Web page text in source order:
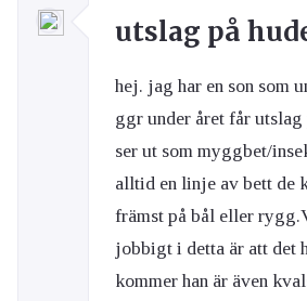
utslag på
hej. jag har en son som
ggr under året får utslag
ser ut som myggbet/
alltid en linje av bett de
främst på bål eller
jobbigt i detta är att det
kommer han är även